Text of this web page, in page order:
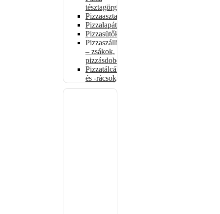
tésztagörgők
Pizzaasztalok
Pizzalapátok
Pizzasütők
Pizzaszállítás
– zsákok,
pizzásdobozok
Pizzatálcák
és -rácsok